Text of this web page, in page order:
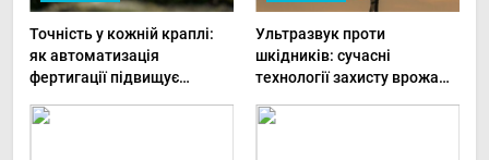
Точність у кожній краплі:
як автоматизація
фертигації підвищує
Ультразвук проти
шкідників: сучасні
технології захисту врожаю